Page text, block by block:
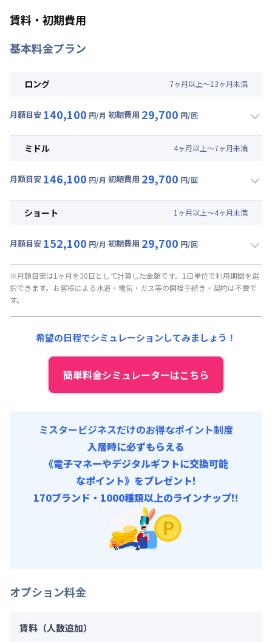
賃料・初期費用
基本料金プラン
ロング 7ヶ月以上～13ヶ月未満
月額目安 140,100 円/月 初期費用 29,700 円/回
月額賃料目安(30日利用)
光熱費他 : 21,000円/月 (700円/日) (税抜)
ミドル 4ヶ月以上～7ヶ月未満
月額目安 146,100 円/月 初期費用 29,700 円/回
月額賃料目安(30日利用)
光熱費他 : 21,000円/月 (700円/日) (税抜)
ショート 1 ヶ月以上～4ヶ月未満
月額目安 152,100 円/月 初期費用 29,700 円/回
月額賃料目安(30日利用)
賃料 : 129,000円/月 (4,300円/日)
光熱費他 :
※月額目安は1ヶ月を30日として計算した金額です。1日単位で利用期間を選
択できます。お客様による水道・電気・ガス等の開栓手続き・契約は不要で
す。
希望の日程でシミュレーションしてみましょう！
簡単料金シミュレーターはこちら
ミスタービジネスだけのお得なポイント制度
入居時に必ずもらえる
《電子マネーやデジタルギフトに交換可能
なポイント》をプレゼント!
170ブランド・1000種類以上のラインナップ!!
オプション料金
賃料（人数追加）